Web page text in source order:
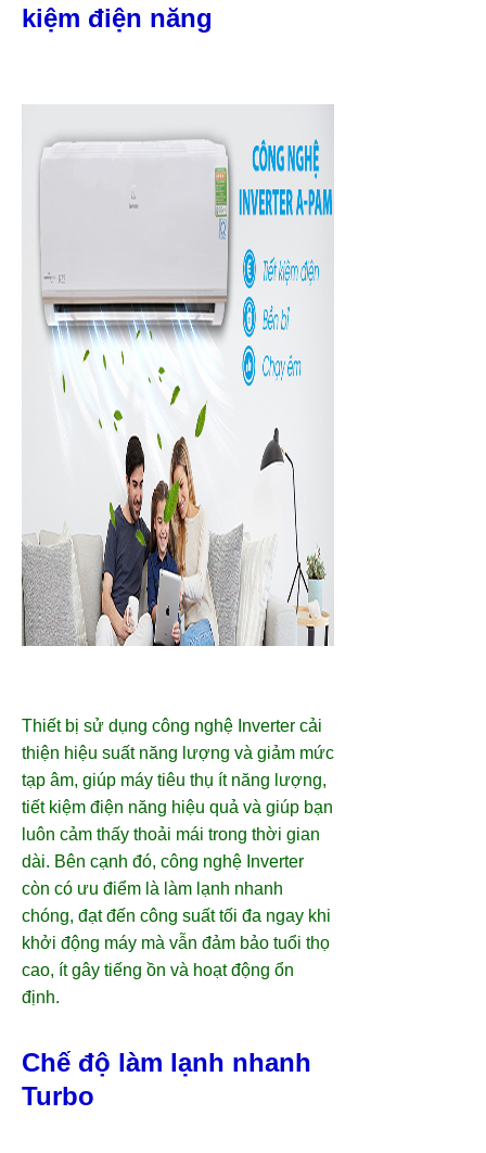
kiệm điện năng
Thiết bị sử dụng công nghệ Inverter cải
thiện hiệu suất năng lượng và giảm mức
tạp âm, giúp máy tiêu thụ ít năng lượng,
tiết kiệm điện năng hiệu quả và giúp bạn
luôn cảm thấy thoải mái trong thời gian
dài. Bên cạnh đó, công nghệ Inverter
còn có ưu điểm là làm lạnh nhanh
chóng, đạt đến công suất tối đa ngay khi
khởi động máy mà vẫn đảm bảo tuổi thọ
cao, ít gây tiếng ồn và hoạt động ổn
định.
Chế độ làm lạnh nhanh
Turbo